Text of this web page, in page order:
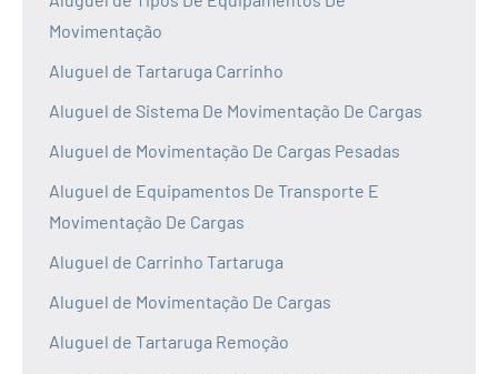
Movimentação
Aluguel de Tartaruga Carrinho
Aluguel de Sistema De Movimentação De Cargas
Aluguel de Movimentação De Cargas Pesadas
Aluguel de Equipamentos De Transporte E
Movimentação De Cargas
Aluguel de Carrinho Tartaruga
Aluguel de Movimentação De Cargas
Aluguel de Tartaruga Remoção